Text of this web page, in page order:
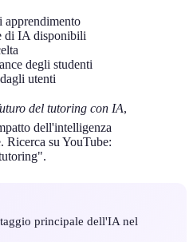
di IA disponibili
degli studenti
utenti
del tutoring con IA,
dell'intelligenza
Ricerca su YouTube:
principale dell'IA nel